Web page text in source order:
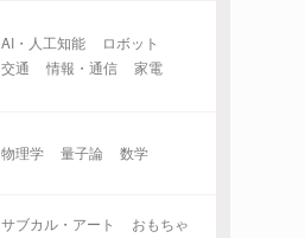
AI・人工知能
ロボット
交通
情報・通信 家電
物理学 量子論 数学
サブカル・アート
おもちゃ